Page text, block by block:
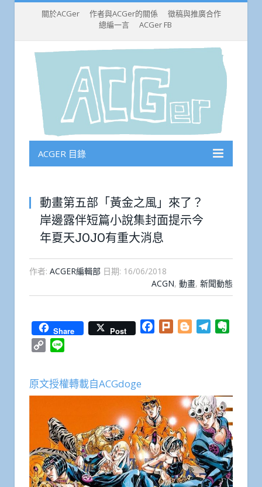
關於ACGer 作者與ACGer的關係
徵稿與推廣合作
總編一言
ACGer FB
ACGER 目錄
動畫第五部「黃金之風」來了？
岸邊露伴短篇小說集封面提示今
年夏天JOJO有重大消息
作者: ACGER編輯部 日期: 16/06/2018
ACGN, 動畫, 新聞動態
Share Post Facebook
Plurk BloggerTelegram
Copy
原文授權轉載自ACGdoge